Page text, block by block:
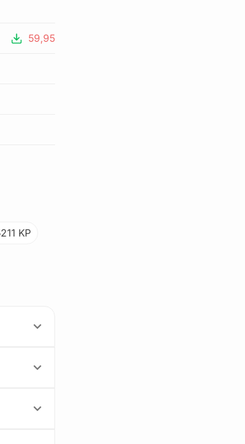
59,95
KP